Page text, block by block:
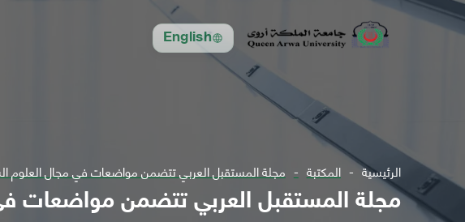
English
الرئيسية المكتبة مجلة المستقبل العربي تتضمن مواضعات في مجال العلوم السياسية ابتدا من